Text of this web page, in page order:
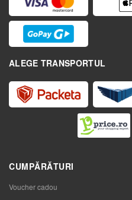
ALEGE TRANSPORTUL
CUMPĂRĂTURI
Voucher cadou